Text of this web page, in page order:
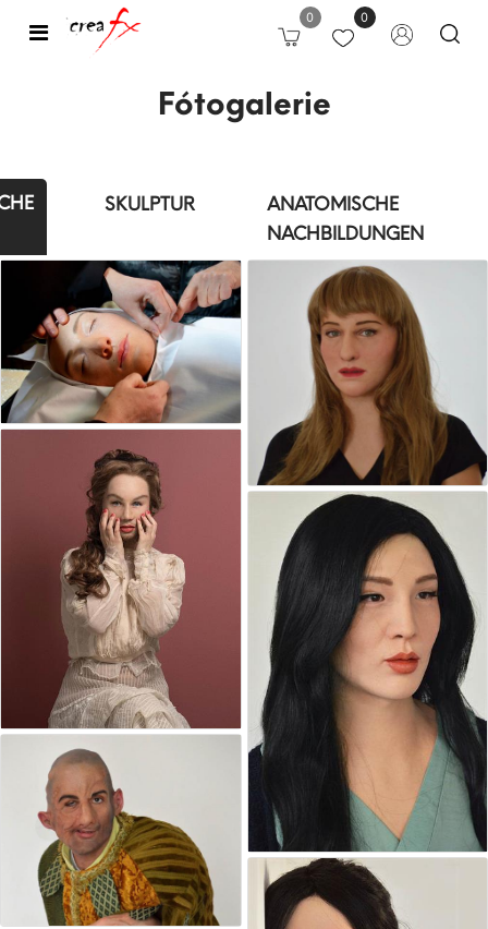
Open 0 0
Fótogalerie
SKULPTUR
ANATOMISCHE
NACHBILDUNGEN